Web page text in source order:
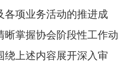
各项业务活动的推进成
晰掌握协会阶段性工作动
绕上述内容展开深入审